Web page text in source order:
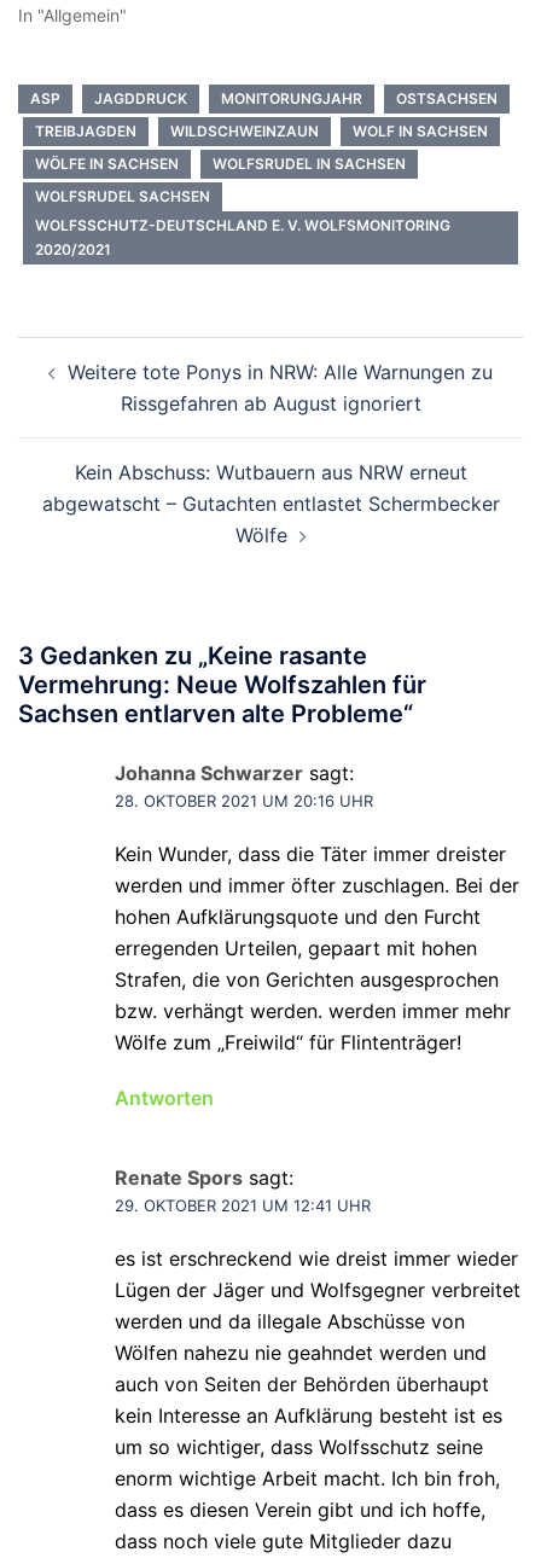
In "Allgemein"
ASP JAGDDRUCK MONITORUNGJAHR
OSTSACHSEN
TREIBJAGDEN
WILDSCHWEINZAUN
WOLF IN SACHSEN
WÖLFE IN SACHSEN
WOLFSRUDEL IN SACHSEN
WOLFSRUDEL SACHSEN
WOLFSSCHUTZ-DEUTSCHLAND E. V. WOLFSMONITORING
2020/2021
Weitere tote Ponys in NRW: Alle Warnungen zu
Rissgefahren ab August ignoriert
Kein Abschuss: Wutbauern aus NRW erneut
abgewatscht – Gutachten entlastet Schermbecker
Wölfe
3 Gedanken zu „Keine rasante
Vermehrung: Neue Wolfszahlen für
Sachsen entlarven alte Probleme“
Johanna Schwarzer sagt:
28. OKTOBER 2021 UM 20:16 UHR
Kein Wunder, dass die Täter immer dreister
werden und immer öfter zuschlagen. Bei der
hohen Aufklärungsquote und den Furcht
erregenden Urteilen, gepaart mit hohen
Strafen, die von Gerichten ausgesprochen
bzw. verhängt werden. werden immer mehr
Wölfe zum „Freiwild“ für Flintenträger!
Antworten
Renate Spors sagt:
29. OKTOBER 2021 UM 12:41 UHR
es ist erschreckend wie dreist immer wieder
Lügen der Jäger und Wolfsgegner verbreitet
werden und da illegale Abschüsse von
Wölfen nahezu nie geahndet werden und
auch von Seiten der Behörden überhaupt
kein Interesse an Aufklärung besteht ist es
um so wichtiger, dass Wolfsschutz seine
enorm wichtige Arbeit macht. Ich bin froh,
dass es diesen Verein gibt und ich hoffe,
dass noch viele gute Mitglieder dazu